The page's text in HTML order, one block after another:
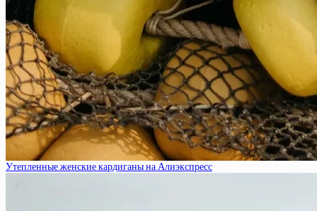
Утепленные женские кардиганы на Алиэкспресс